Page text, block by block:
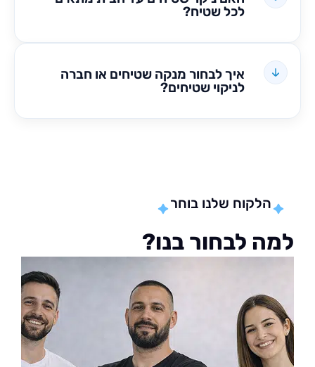
לכל שטיח?
איך לבחור מנקה שטיחים או חברה
לניקוי שטיחים?
הלקוח שלנו בוחר
לבחור בנו?